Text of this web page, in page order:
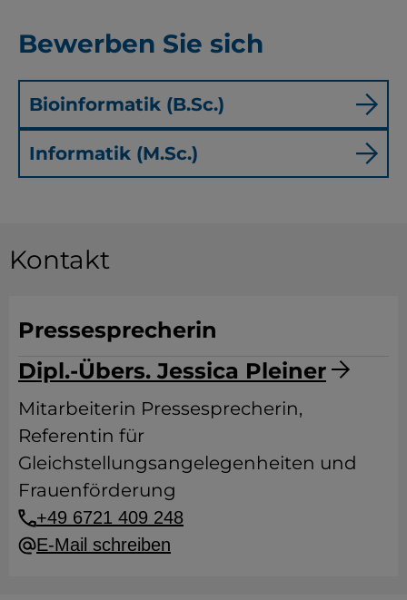
Bewerben Sie sich
Bioinformatik (B.Sc.)
Informatik (M.Sc.)
Kontakt
Dipl.-Übers. Jessica Pleiner
Pressesprecherin
Mitarbeiterin Pressesprecherin,
Referentin für
Gleichstellungsangelegenheiten und
Frauenförderung
+49 6721 409 248
E-Mail schreiben